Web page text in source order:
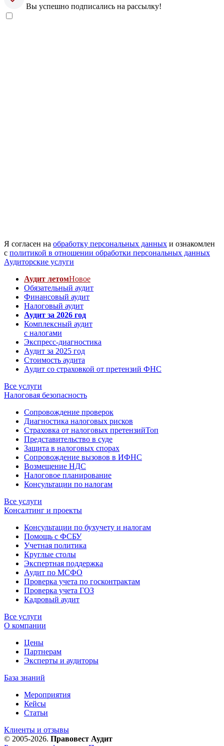
Вы успешно подписались на рассылку!
Я согласен на обработку персональных данных и ознакомлен
с политикой в отношении обработки персональных данных
Аудиторские услуги
Аудит летомНовое
Обязательный аудит
Финансовый аудит
Налоговый аудит
Аудит за 2026 год
Комплексный аудит
с налогами
Экспресс-диагностика
Аудит за 2025 год
Стоимость аудита
Аудит со страховкой от претензий ФНС
Все услуги
Налоговая безопасность
Сопровождение проверок
Диагностика налоговых рисков
Страховка от налоговых претензийТоп
Представительство в суде
Защита в налоговых спорах
Сопровождение вызовов в ИФНС
Возмещение НДС
Налоговое планирование
Консультации по налогам
Все услуги
Консалтинг и проекты
Консультации по бухучету и налогам
Помощь с ФСБУ
Учетная политика
Круглые столы
Экспертная поддержка
Аудит по МСФО
Проверка учета по госконтрактам
Проверка учета ГОЗ
Кадровый аудит
Все услуги
О компании
Цены
Партнерам
Эксперты и аудиторы
База знаний
Мероприятия
Кейсы
Статьи
Клиенты и отзывы
© 2005-2026. Правовест Аудит